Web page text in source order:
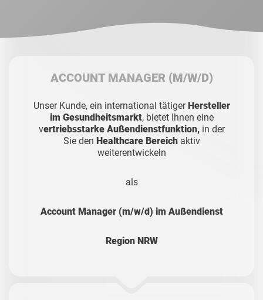
ACCOUNT MANAGER (M/W/D)
Unser Kunde, ein international tätigerHersteller
im Gesundheitsmarkt, bietet Ihnen eine
vertriebsstarke Außendienstfunktion,in der
Sie den Healthcare Bereichaktiv
weiterentwickeln
als
Account Manager (m/w/d) im Außendienst
Region NRW